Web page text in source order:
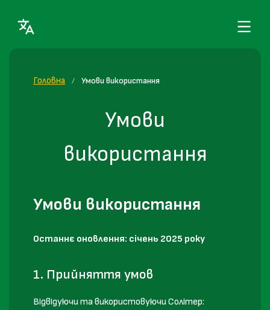
Головна / Умови використання
Умови
використання
Умови використання
Останнє оновлення: січень 2025 року
1. Прийняття умов
Відвідуючи та використовуючи Солітер: